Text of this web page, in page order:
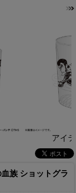
アイ
族 ショットグラ